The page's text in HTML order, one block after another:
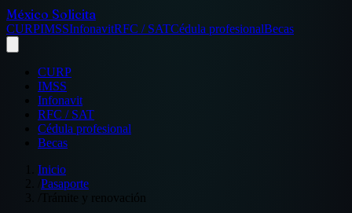
México Solicita
CURPIMSSInfonavitRFC / SATCédula profesionalBecas
CURP
IMSS
Infonavit
RFC / SAT
Cédula profesional
Becas
Inicio
Pasaporte
Trámite y renovación